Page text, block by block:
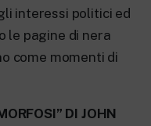
interessi politici ed
le pagine di nera
come momenti di
DI JOHN